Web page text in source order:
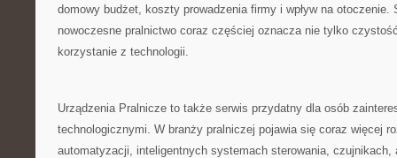
domowy budżet, koszty prowadzenia firmy i wpływ na otoczenie.
nowoczesne pralnictwo coraz częściej oznacza nie tylko
korzystanie z technologii.
Urządzenia Pralnicze to także serwis przydatny dla osób
technologicznymi. W branży pralniczej pojawia się coraz więcej
automatyzacji, inteligentnych systemach sterowania, czujnikach,